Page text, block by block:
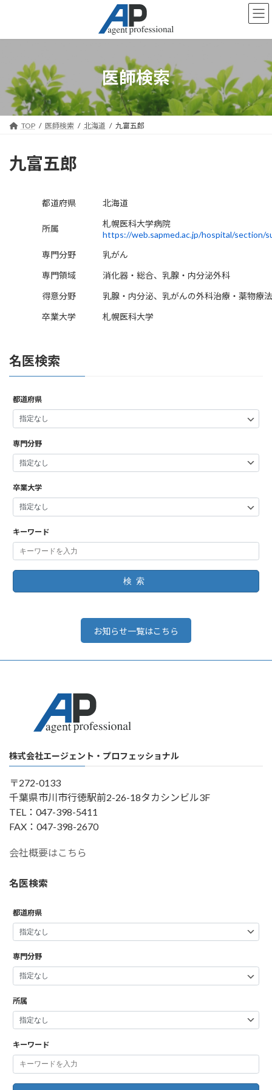
ン
キ
プ
ー
に
動
医師検索
TOP 医師検索 北海道 九富五郎
九富五郎
都道府県 北海道
所属
札幌医科大学病院
https://web.sapmed.ac.jp/hospital/section/
専門分野
乳がん
専門領域
消化器・総合、乳腺・内分泌外科
得意分野
乳腺・内分泌、乳がんの外科治療・薬物療法
卒業大学
札幌医科大学
名医検索
都道府県
専門分野
卒業大学
キーワード
検索
お知らせ一覧はこちら
株式会社エージェント・プロフェッショナル
〒272-0133
千葉県市川市行徳駅前2-26-18タカシンビル3F
TEL：047-398-5411
FAX：047-398-2670
会社概要はこちら
名医検索
都道府県
専門分野
所属
キーワード